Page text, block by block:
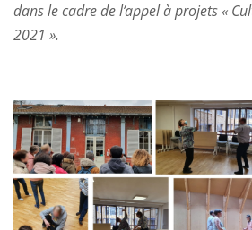
dans le cadre de l’appel à projets «
2021 ».